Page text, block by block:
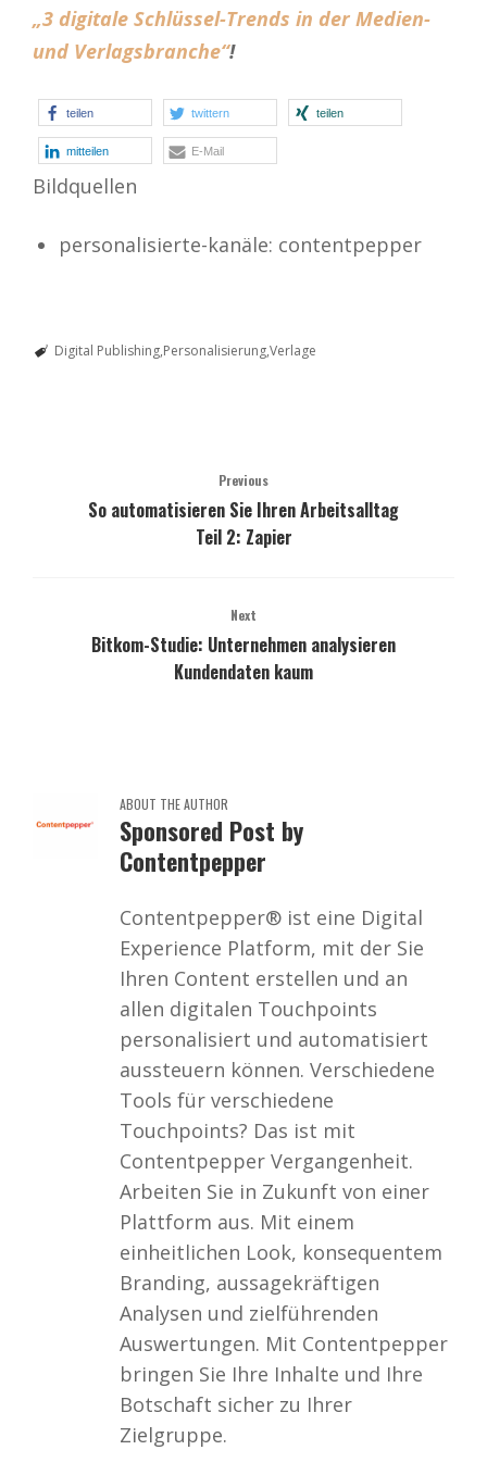
„3 digitale Schlüssel-Trends in der Medien-
und Verlagsbranche“!
teilen twittern teilen
mitteilen E-Mail
Bildquellen
personalisierte-kanäle: contentpepper
Digital Publishing PersonalisierungVerlage
Previous
So automatisieren Sie Ihren Arbeitsalltag
Teil 2: Zapier
Next
Bitkom-Studie: Unternehmen analysieren
Kundendaten kaum
ABOUT THE AUTHOR
Sponsored Post by
Contentpepper
Contentpepper® ist eine Digital
Experience Platform, mit der Sie
Ihren Content erstellen und an
allen digitalen Touchpoints
personalisiert und automatisiert
aussteuern können. Verschiedene
Tools für verschiedene
Touchpoints? Das ist mit
Contentpepper Vergangenheit.
Arbeiten Sie in Zukunft von einer
Plattform aus. Mit einem
einheitlichen Look, konsequentem
Branding, aussagekräftigen
Analysen und zielführenden
Auswertungen. Mit Contentpepper
bringen Sie Ihre Inhalte und Ihre
Botschaft sicher zu Ihrer
Zielgruppe.